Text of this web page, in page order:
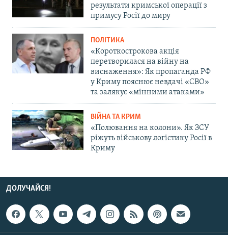
результати кримської операції з
примусу Росії до миру
ПОЛІТИКА
«Короткострокова акція
перетворилася на війну на
виснаження»: Як пропаганда РФ
у Криму пояснює невдачі «СВО»
та залякує «мінними атаками»
ВІЙНА ТА КРИМ
«Полювання на колони». Як ЗСУ
ріжуть військову логістику Росії в
Криму
ДОЛУЧАЙСЯ!